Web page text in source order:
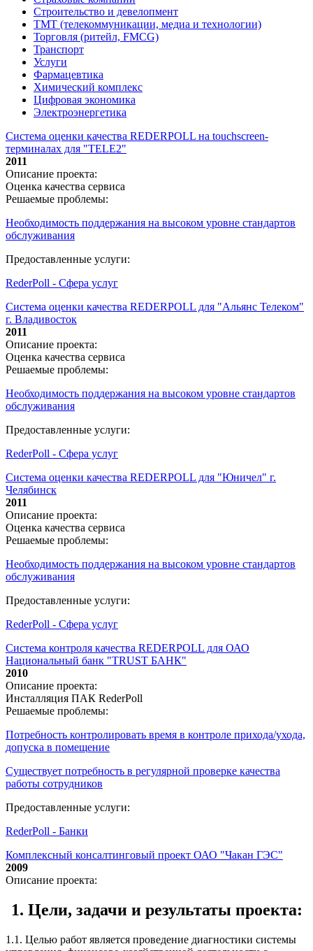
Строительство и девелопмент
ТМТ (телекоммуникации, медиа и технологии)
Торговля (ритейл, FMCG)
Транспорт
Услуги
Фармацевтика
Химический комплекс
Цифровая экономика
Электроэнергетика
Система оценки качества REDERPOLL на touchscreen-
терминалах для "TELE2"
2011
Описание проекта:
Оценка качества сервиса
Решаемые проблемы:
Необходимость поддержания на высоком уровне стандартов
обслуживания
Предоставленные услуги:
RederPoll - Сфера услуг
Система оценки качества REDERPOLL для "Альянс Телеком"
г. Владивосток
2011
Описание проекта:
Оценка качества сервиса
Решаемые проблемы:
Необходимость поддержания на высоком уровне стандартов
обслуживания
Предоставленные услуги:
RederPoll - Сфера услуг
Система оценки качества REDERPOLL для "Юничел" г.
Челябинск
2011
Описание проекта:
Оценка качества сервиса
Решаемые проблемы:
Необходимость поддержания на высоком уровне стандартов
обслуживания
Предоставленные услуги:
RederPoll - Сфера услуг
Система контроля качества REDERPOLL для ОАО
Национальный банк "TRUST БАНК"
2010
Описание проекта:
Инсталляция ПАК RederPoll
Решаемые проблемы:
Потребность контролировать время в контроле прихода/ухода,
допуска в помещение
Существует потребность в регулярной проверке качества
работы сотрудников
Предоставленные услуги:
RederPoll - Банки
Комплексный консалтинговый проект ОАО "Чакан ГЭС"
2009
Описание проекта:
1. Цели, задачи и результаты проекта:
1.1. Целью работ является проведение диагностики системы